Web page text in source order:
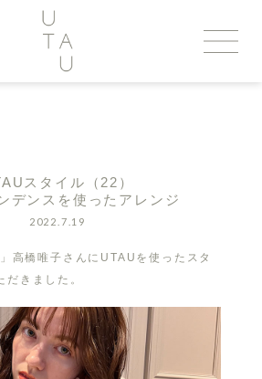
スタイル（22）
デンスを使ったアレンジ
2022.7.19
高橋唯子さんにUTAUを使ったスタ
だきました。